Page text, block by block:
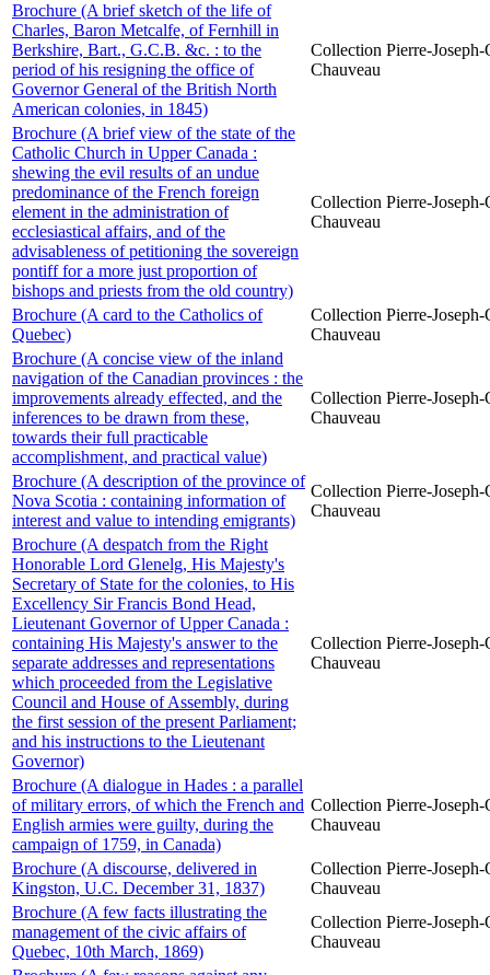
Brochure (A brief sketch of the life of
Charles, Baron Metcalfe, of Fernhill in
Berkshire, Bart., G.C.B. &c. : to the
period of his resigning the office of
Governor General of the British North
American colonies, in 1845)
Collection Pierre-
Chauveau
Brochure (A brief view of the state of the
Catholic Church in Upper Canada :
shewing the evil results of an undue
predominance of the French foreign
element in the administration of
ecclesiastical affairs, and of the
advisableness of petitioning the sovereign
pontiff for a more just proportion of
bishops and priests from the old country)
Collection Pierre-
Chauveau
Brochure (A card to the Catholics of
Quebec)
Collection Pierre-
Chauveau
Brochure (A concise view of the inland
navigation of the Canadian provinces : the
improvements already effected, and the
inferences to be drawn from these,
towards their full practicable
accomplishment, and practical value)
Collection Pierre-
Chauveau
Brochure (A description of the province of
Nova Scotia : containing information of
interest and value to intending emigrants)
Collection Pierre-
Chauveau
Brochure (A despatch from the Right
Honorable Lord Glenelg, His Majesty's
Secretary of State for the colonies, to His
Excellency Sir Francis Bond Head,
Lieutenant Governor of Upper Canada :
containing His Majesty's answer to the
separate addresses and representations
which proceeded from the Legislative
Council and House of Assembly, during
the first session of the present Parliament;
and his instructions to the Lieutenant
Governor)
Collection Pierre-
Chauveau
Brochure (A dialogue in Hades : a parallel
of military errors, of which the French and
English armies were guilty, during the
campaign of 1759, in Canada)
Collection Pierre-
Chauveau
Brochure (A discourse, delivered in
Kingston, U.C. December 31, 1837)
Collection Pierre-
Chauveau
Brochure (A few facts illustrating the
management of the civic affairs of
Quebec, 10th March, 1869)
Collection Pierre-
Chauveau